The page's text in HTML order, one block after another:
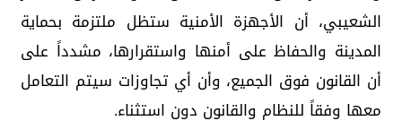
الشعيبي، أن الأجهزة الأمنية ستظل ملتزمة بحماية
المدينة والحفاظ على أمنها واستقرارها، مشدداً على
أن القانون فوق الجميع، وأن أي تجاوزات سيتم التعامل
معها وفقاً للنظام والقانون دون استثناء.